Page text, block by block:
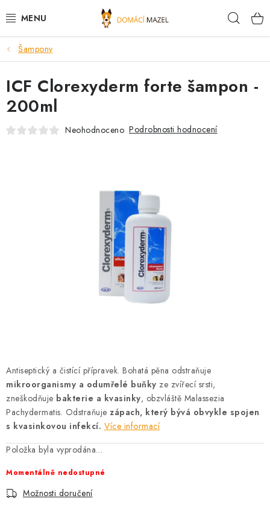
na
DOPORUČUJEME
VÝPRODEJ SKLADU
PSI
HODNOCENÍ OBCHODU
DOPRAVA PO OSTRAVĚ, HLUČÍNĚ A OKOLÍ
Kontakt Možnosti dopravy
Hodnocení obchodu
Obchodní podmínky
Zásady zpracování osobních údajů
Věrnostní slevy
Šampony
Antiseptický a čistící přípravek. Bohatá pěna odstraňuje
mikroorganismy a odumřelé buňky ze zvířecí srsti,
zneškodňuje bakterie a kvasinky, obzvláště Malassezia
Pachydermatis. Odstraňuje zápach, který bývá obvykle spojen
s kvasinkovou infekcí. Více informací
Položka byla vyprodána…
Momentálně nedostupné
Možnosti doručení
ICF Clorexyderm forte šampon -
200ml
Neohodnoceno Podrobnosti hodnocení